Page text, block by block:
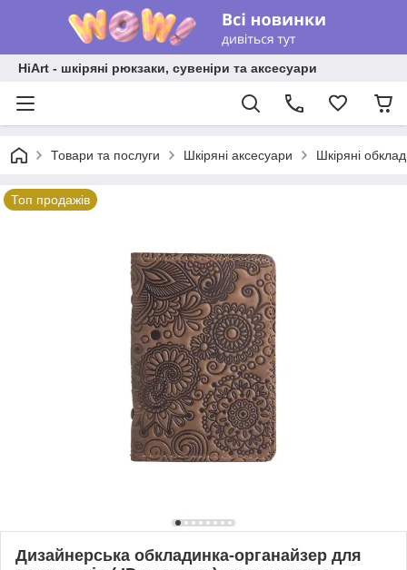
HiArt - шкіряні рюкзаки, сувеніри та аксесуари
Товари та послуги Шкіряні аксесуари Шкіряні
Топ продажів
Дизайнерська обкладинка-органайзер для